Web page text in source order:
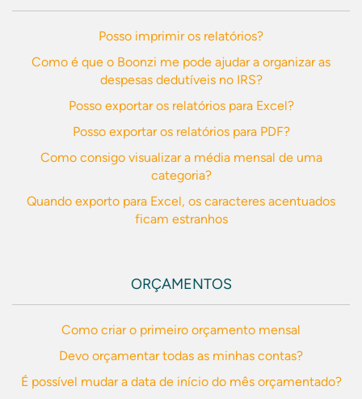
Posso imprimir os relatórios?
Como é que o Boonzi me pode ajudar a organizar as
despesas dedutíveis no IRS?
Posso exportar os relatórios para Excel?
Posso exportar os relatórios para PDF?
Como consigo visualizar a média mensal de uma
categoria?
Quando exporto para Excel, os caracteres acentuados
ficam estranhos
ORÇAMENTOS
Como criar o primeiro orçamento mensal
Devo orçamentar todas as minhas contas?
É possível mudar a data de início do mês orçamentado?